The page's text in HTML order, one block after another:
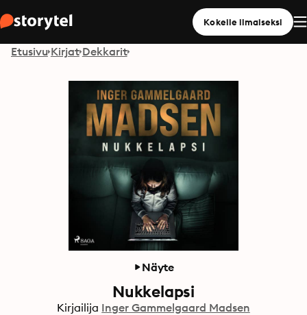
Kokeile ilmaiseksi
Etusivu Kirjat Dekkarit
Näyte
Nukkelapsi
Kirjailija Inger Gammelgaard Madsen